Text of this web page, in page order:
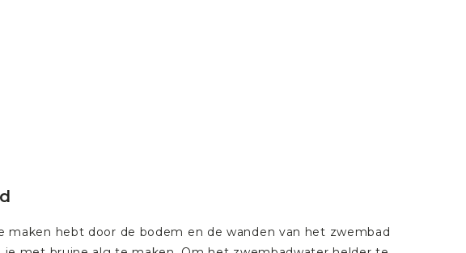
hebt door de bodem en de wanden van het zwembad